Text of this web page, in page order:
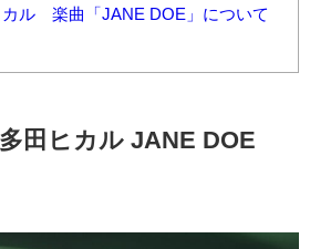
ル 楽曲「JANE DOE」について
田ヒカルJANE DOE